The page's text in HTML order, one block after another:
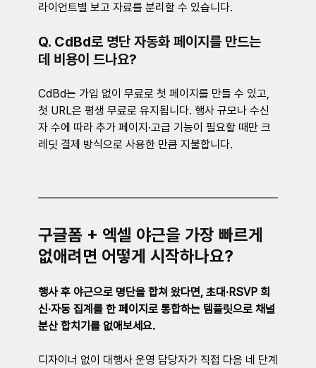
라이언트별 보고 자료를 분리할 수 있습니다.
Q. CdBd로 명단 자동화 페이지를 만드는
데 비용이 드나요?
CdBd는 가입 없이 무료로 첫 페이지를 만들 수 있고,
첫 URL은 평생 무료로 유지됩니다. 행사 규모나 수신
자 수에 따라 추가 페이지·고급 기능이 필요할 때만 크
레딧 결제 방식으로 사용한 만큼 지불합니다.
구글폼 + 엑셀 야근을 가장 빠르게
없애려면 어떻게 시작하나요?
행사 후 야근으로 명단을 합쳐 왔다면, 초대·RSVP 회
신·자동 집계를 한 페이지로 통합하는 템플릿으로 채널
분산 합치기를 없애보세요.
디자이너 없이 대행사 운영 담당자가 직접 다음 네 단계